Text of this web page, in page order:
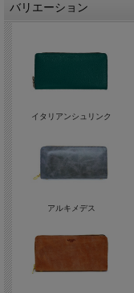
バリエーション
イタリアンシュリンク
アルキメデス